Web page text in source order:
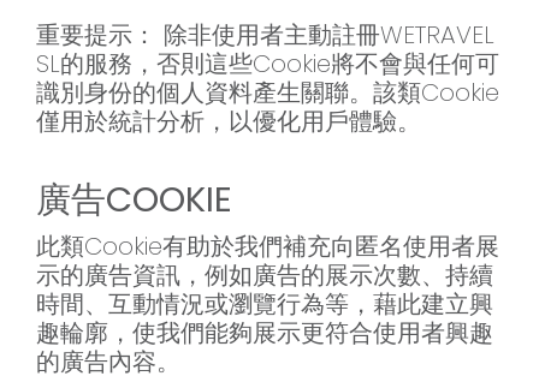
重要提示： 除非使用者主動註冊WETRAVEL
SL的服務，否則這些Cookie將不會與任何可
識別身份的個人資料產生關聯。該類Cookie
僅用於統計分析，以優化用戶體驗。
廣告COOKIE
此類Cookie有助於我們補充向匿名使用者展
示的廣告資訊，例如廣告的展示次數、持續
時間、互動情況或瀏覽行為等，藉此建立興
趣輪廓，使我們能夠展示更符合使用者興趣
的廣告內容。